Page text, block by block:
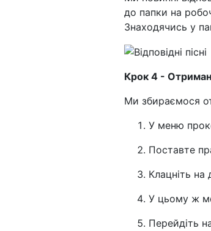
до папки на
Знаходячись у
Крок 4 -
Ми збираємося
У меню
Поставте
Клацніть
У цьому ж
Перейдіть